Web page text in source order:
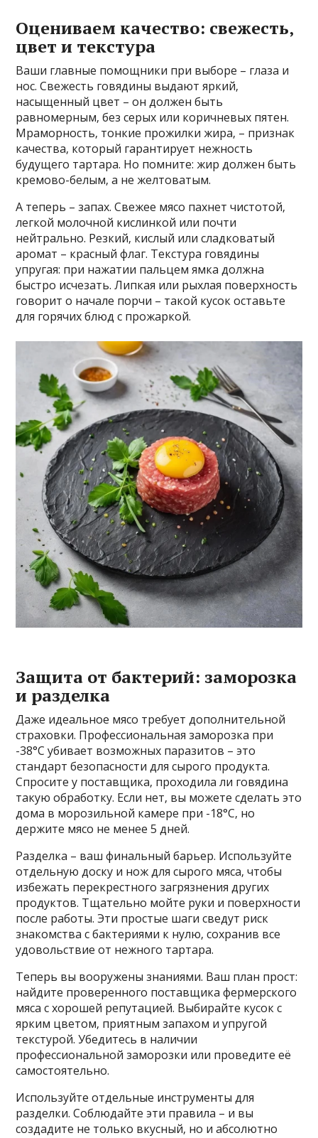
Оцениваем качество: свежесть‚
цвет и текстура
Ваши главные помощники при выборе – глаза и
нос. Свежесть говядины выдают яркий‚
насыщенный цвет – он должен быть
равномерным‚ без серых или коричневых пятен.
Мраморность‚ тонкие прожилки жира‚ – признак
качества‚ который гарантирует нежность
будущего тартара. Но помните: жир должен быть
кремово-белым‚ а не желтоватым.
А теперь – запах. Свежее мясо пахнет чистотой‚
легкой молочной кислинкой или почти
нейтрально. Резкий‚ кислый или сладковатый
аромат – красный флаг. Текстура говядины
упругая: при нажатии пальцем ямка должна
быстро исчезать. Липкая или рыхлая поверхность
говорит о начале порчи – такой кусок оставьте
для горячих блюд с прожаркой.
Защита от бактерий: заморозка
и разделка
Даже идеальное мясо требует дополнительной
страховки. Профессиональная заморозка при
-38°C убивает возможных паразитов – это
стандарт безопасности для сырого продукта.
Спросите у поставщика‚ проходила ли говядина
такую обработку. Если нет‚ вы можете сделать это
дома в морозильной камере при -18°C‚ но
держите мясо не менее 5 дней.
Разделка – ваш финальный барьер. Используйте
отдельную доску и нож для сырого мяса‚ чтобы
избежать перекрестного загрязнения других
продуктов. Тщательно мойте руки и поверхности
после работы. Эти простые шаги сведут риск
знакомства с бактериями к нулю‚ сохранив все
удовольствие от нежного тартара.
Теперь вы вооружены знаниями. Ваш план прост:
найдите проверенного поставщика фермерского
мяса с хорошей репутацией. Выбирайте кусок с
ярким цветом‚ приятным запахом и упругой
текстурой. Убедитесь в наличии
профессиональной заморозки или проведите её
самостоятельно.
Используйте отдельные инструменты для
разделки. Соблюдайте эти правила – и вы
создадите не только вкусный‚ но и абсолютно